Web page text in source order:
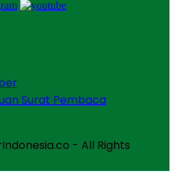
Surat Pembaca
- All Rights